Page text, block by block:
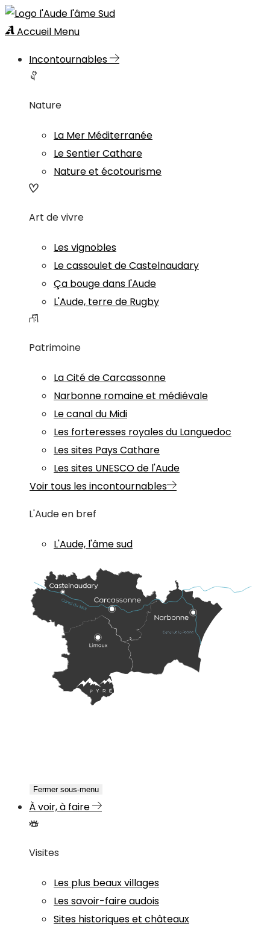
Accueil Menu
Incontournables
Nature
La Mer Méditerranée
Le Sentier Cathare
Nature et écotourisme
Art de vivre
Les vignobles
Le cassoulet de Castelnaudary
Ça bouge dans l'Aude
L'Aude, terre de Rugby
Patrimoine
La Cité de Carcassonne
Narbonne romaine et médiévale
Le canal du Midi
Les forteresses royales du Languedoc
Les sites Pays Cathare
Les sites UNESCO de l'Aude
Voir tous les incontournables
L'Aude en bref
L'Aude, l'âme sud
Fermer sous-menu
À voir, à faire
Visites
Les plus beaux villages
Les savoir-faire audois
Sites historiques et châteaux